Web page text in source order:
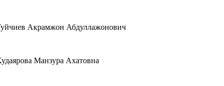
Акрамжон Абдуллажонович‎‎
Манзура Ахатовна‎‎‎